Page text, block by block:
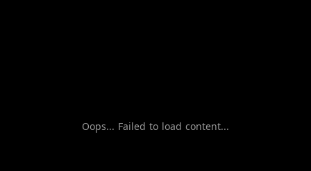
Oops... Failed to load content...